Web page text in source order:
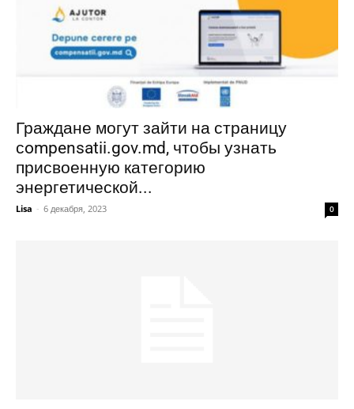
Граждане могут зайти на страницу
сompensatii.gov.md, чтобы узнать
присвоенную категорию
энергетической...
Lisa - 6 декабря, 2023 0